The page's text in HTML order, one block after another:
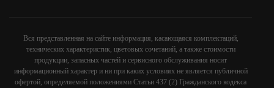
Вся представленная на сайте информация, касающаяся комплектаций,
технических характеристик, цветовых сочетаний, а также стоимости
продукции, запасных частей и сервисного обслуживания носит
информационный характер и ни при каких условиях не является публичной
офертой, определяемой положениями Статьи 437 (2) Гражданского кодекса